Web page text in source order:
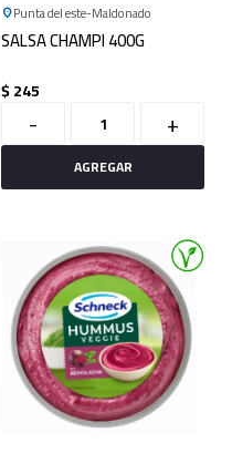
Punta del este Maldonado
SALSA CHAMPI 400G
$245
- +